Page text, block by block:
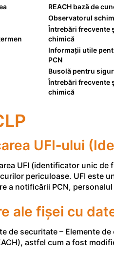
REACH bază de
Observatorul
Întrebări frecvente
chimică
Informații utile
PCN
Busolă pentru
Întrebări frecvente
chimică
UFI‑ului
UFI (identificator unic
periculoase. UFI este
a notificării PCN,
ale fișei cu
de securitate – Elemente
astfel cum a fost